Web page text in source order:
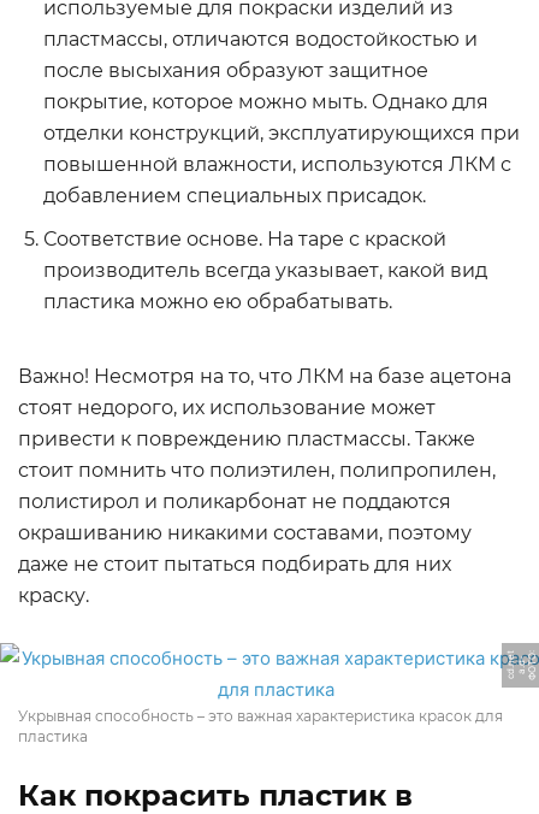
используемые для покраски изделий из
пластмассы, отличаются водостойкостью и
после высыхания образуют защитное
покрытие, которое можно мыть. Однако для
отделки конструкций, эксплуатирующихся при
повышенной влажности, используются ЛКМ с
добавлением специальных присадок.
Соответствие основе. На таре с краской
производитель всегда указывает, какой вид
пластика можно ею обрабатывать.
Важно! Несмотря на то, что ЛКМ на базе ацетона
стоят недорого, их использование может
привести к повреждению пластмассы. Также
стоит помнить что полиэтилен, полипропилен,
полистирол и поликарбонат не поддаются
окрашиванию никакими составами, поэтому
даже не стоит пытаться подбирать для них
краску.
Ф
О
Т
О:
a.
d
-c
d.
n
e
t
Укрывная способность – это важная характеристика красок для
пластика
Как покрасить пластик в